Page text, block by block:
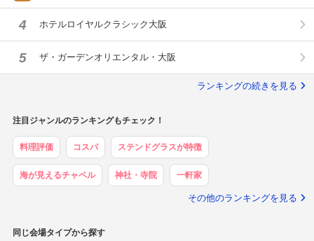
4 ホテルロイヤルクラシック大阪
5 ザ・ガーデンオリエンタル・大阪
ランキングの続きを見る
注目ジャンルのランキングもチェック！
料理評価 コスパ ステンドグラスが特徴
海が見えるチャペル 神社・寺院 一軒家
その他のランキングを見る
同じ会場タイプから探す